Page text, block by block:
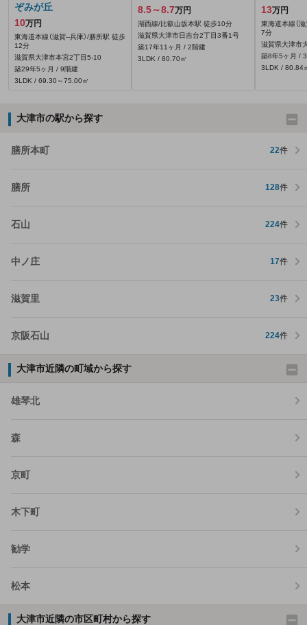
ぞみが丘
10万円
東海道本線（滋賀--兵庫）/膳所駅 徒歩
12分
滋賀県大津市本宮2丁目5-10
築29年5ヶ月 / 9階建
3LDK / 69.30～75.00㎡
8.5～8.7万円
湖西線/比叡山坂本駅 徒歩10分
滋賀県大津市日吉台2丁目3番1号
築17年11ヶ月 / 2階建
3LDK / 80.70㎡
13万円
東海道本線（
7分
滋賀県大津市
築8年5ヶ月 /
3LDK / 80.84
大津市の駅から探す
膳所本町 22件
膳所 128件
石山 224件
中ノ庄 17件
滋賀里 23件
京阪石山 224件
大津市近隣の町域から探す
雄琴北
森
京町
木下町
勧学
松本
大津市近隣の市区町村から探す